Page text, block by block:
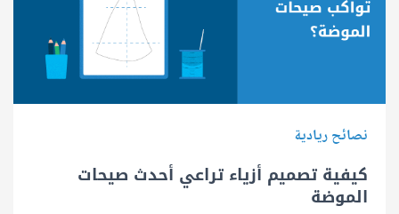
نصائح ريادية
كيفية تصميم أزياء تراعي أحدث صيحات
الموضة